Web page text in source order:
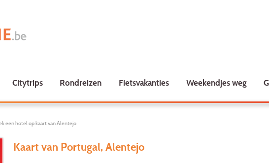
Citytrips Rondreizen Fietsvakanties Weekendjes weg
een hotel op kaart van Alentejo
Kaart van Portugal, Alentejo